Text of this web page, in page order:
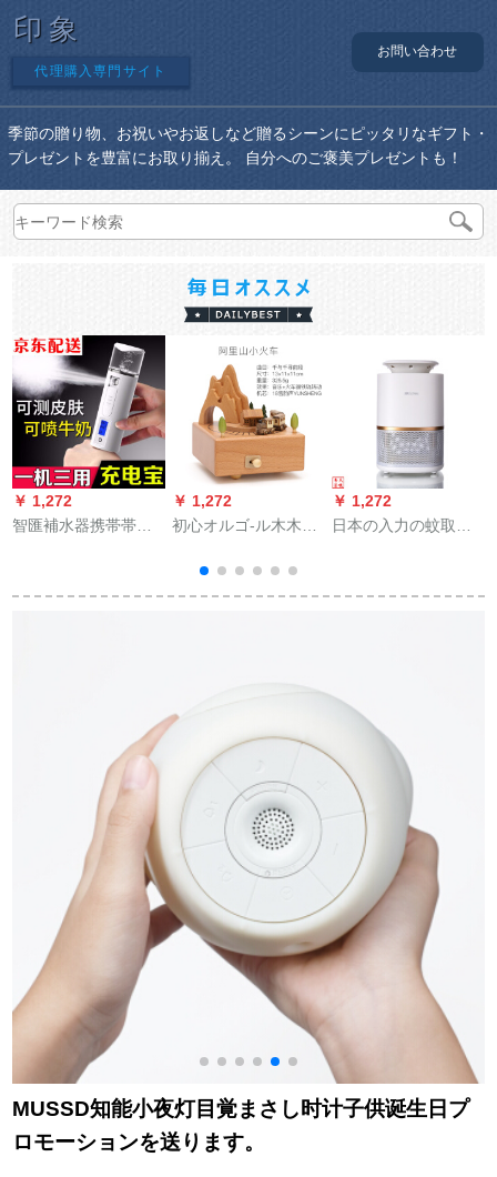
印象
代理購入専門サイト
お問い合わせ
季節の贈り物、お祝いやお返しなど贈るシーンにピッタリなギフト・
プレゼントを豊富にお取り揃え。 自分へのご褒美プレゼントも！
￥ 1,272
智匯補水器携帯帯水
セト女子学生は彼女
￥ 1,272
初心オルゴ-ル木木馬
プレレゼ・バレーデ-
ション女性阿里山小
￥ 1,272
日本の入力の蚊取り
式蚊取りプラプロ家
MUSSD知能小夜灯目覚まさし时计子供诞生日プ
ロモーションを送ります。